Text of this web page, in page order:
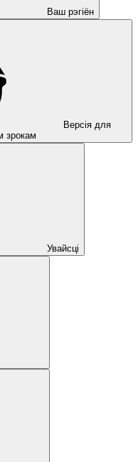
Ваш рэгіён
Версія для
зрокам
Увайсці